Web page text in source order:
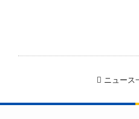
ニュース